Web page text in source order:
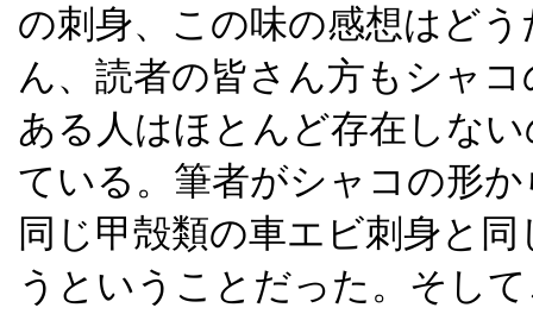
の刺身、この味の感想はど
ん、読者の皆さん方もシャ
ある人はほとんど存在しな
ている。筆者がシャコの形
同じ甲殻類の車エビ刺身と
うということだった。そし